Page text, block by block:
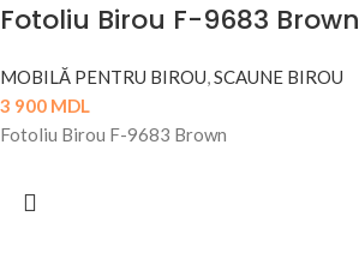
Fotoliu Birou F-9683 Brown
MOBILĂ PENTRU BIROU,SCAUNE BIROU
3 900 MDL
Fotoliu Birou F-9683 Brown